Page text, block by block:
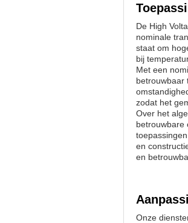
De High
nominale
staat om
bij
Met een
betrouwbaar
zodat het
Over het
betrouwbare
en
en
Onze